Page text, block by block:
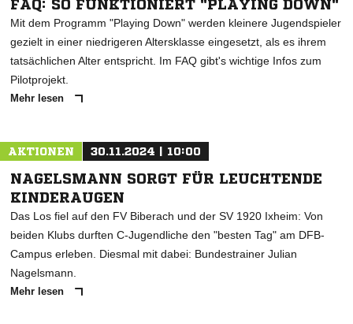
FAQ: SO FUNKTIONIERT "PLAYING DOWN"
Mit dem Programm "Playing Down" werden kleinere Jugendspieler
gezielt in einer niedrigeren Altersklasse eingesetzt, als es ihrem
tatsächlichen Alter entspricht. Im FAQ gibt's wichtige Infos zum
Pilotprojekt.
Mehr lesen
AKTIONEN 30.11.2024 | 10:00
NAGELSMANN SORGT FÜR LEUCHTENDE
KINDERAUGEN
Das Los fiel auf den FV Biberach und der SV 1920 Ixheim: Von
beiden Klubs durften C-Jugendliche den "besten Tag" am DFB-
Campus erleben. Diesmal mit dabei: Bundestrainer Julian
Nagelsmann.
Mehr lesen